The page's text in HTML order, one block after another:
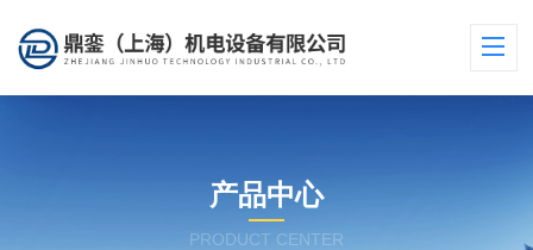
产品中心
PRODUCT CENTER